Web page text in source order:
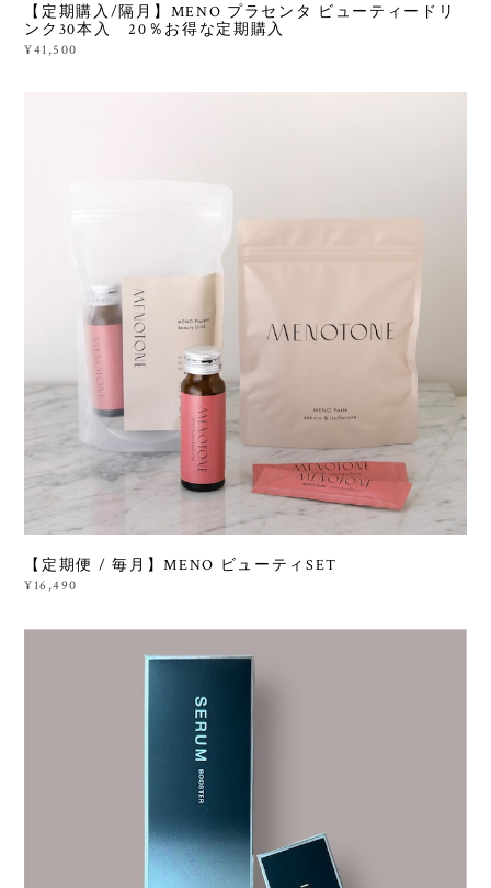
【定期購入/隔月】MENO プラセンタ ビューティードリ
ンク30本入 20％お得な定期購入
¥41,500
【定期便 / 毎月】MENO ビューティSET
¥16,490